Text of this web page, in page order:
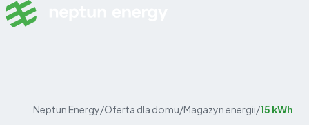
Skip to content
Neptun Energy/Oferta dla domu/Magazyn energii/15 kWh